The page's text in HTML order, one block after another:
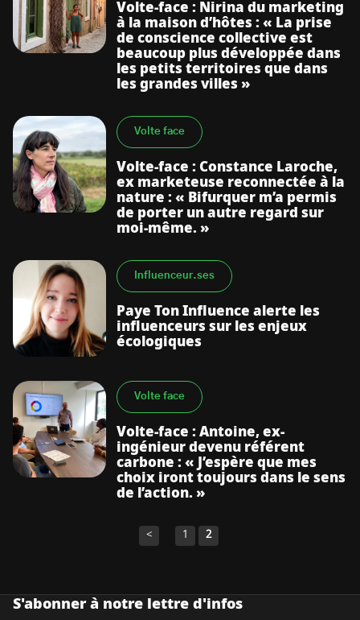
Volte-face : Nirina du marketing
à la maison d’hôtes : « La prise
de conscience collective est
beaucoup plus développée dans
les petits territoires que dans
les grandes villes »
Volte face
Volte-face : Constance Laroche,
ex marketeuse reconnectée à la
nature : « Bifurquer m’a permis
de porter un autre regard sur
moi-même. »
Influenceur.ses
Paye Ton Influence alerte les
influenceurs sur les enjeux
écologiques
Volte face
Volte-face : Antoine, ex-
ingénieur devenu référent
carbone : « J’espère que mes
choix iront toujours dans le sens
de l’action. »
< 1 2
S'abonner à notre lettre d'infos